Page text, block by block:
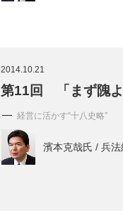
2014.10.21
第11回 「まず隗
経営に活かす“十八史略”
濱本克哉氏 / 兵